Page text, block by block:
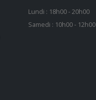
Lundi : 18h00 - 20h00
Samedi : 10h00 - 12h00